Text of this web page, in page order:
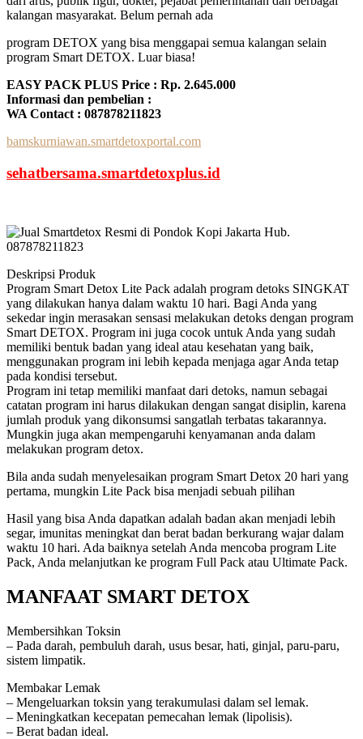
kalangan masyarakat. Belum pernah ada
program DETOX yang bisa menggapai semua kalangan selain
program Smart DETOX. Luar biasa!
EASY PACK PLUS Price : Rp. 2.645.000
Informasi dan pembelian :
WA Contact : 087878211823
bamskurniawan.smartdetoxportal.com
sehatbersama.smartdetoxplus.id
Deskripsi Produk
Program Smart Detox Lite Pack adalah program detoks SINGKAT
yang dilakukan hanya dalam waktu 10 hari. Bagi Anda yang
sekedar ingin merasakan sensasi melakukan detoks dengan program
Smart DETOX. Program ini juga cocok untuk Anda yang sudah
memiliki bentuk badan yang ideal atau kesehatan yang baik,
menggunakan program ini lebih kepada menjaga agar Anda tetap
pada kondisi tersebut.
Program ini tetap memiliki manfaat dari detoks, namun sebagai
catatan program ini harus dilakukan dengan sangat disiplin, karena
jumlah produk yang dikonsumsi sangatlah terbatas takarannya.
Mungkin juga akan mempengaruhi kenyamanan anda dalam
melakukan program detox.
Bila anda sudah menyelesaikan program Smart Detox 20 hari yang
pertama, mungkin Lite Pack bisa menjadi sebuah pilihan
Hasil yang bisa Anda dapatkan adalah badan akan menjadi lebih
segar, imunitas meningkat dan berat badan berkurang wajar dalam
waktu 10 hari. Ada baiknya setelah Anda mencoba program Lite
Pack, Anda melanjutkan ke program Full Pack atau Ultimate Pack.
MANFAAT SMART DETOX
Membersihkan Toksin
– Pada darah, pembuluh darah, usus besar, hati, ginjal, paru-paru,
sistem limpatik.
Membakar Lemak
– Mengeluarkan toksin yang terakumulasi dalam sel lemak.
– Meningkatkan kecepatan pemecahan lemak (lipolisis).
– Berat badan ideal.